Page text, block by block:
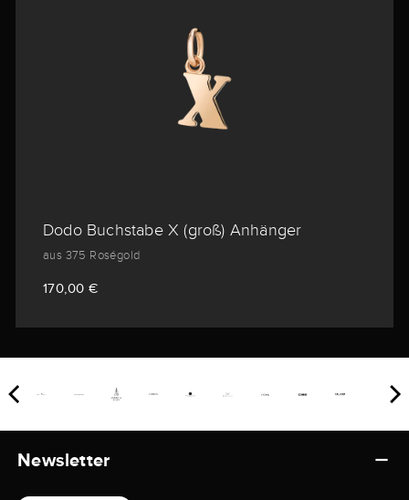
Dodo Buchstabe X (groß) Anhänger
aus 375 Roségold
170,00 €
Newsletter